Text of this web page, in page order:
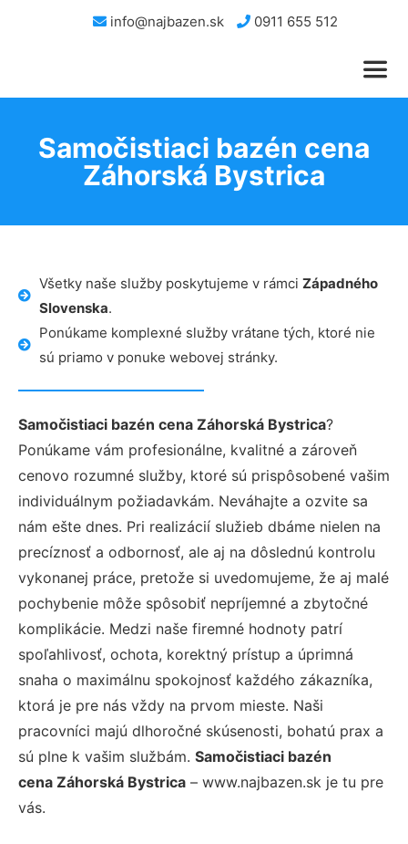
info@najbazen.sk 0911 655 512
Samočistiaci bazén cena
Záhorská Bystrica
Všetky naše služby poskytujeme v rámci Západného
Slovenska.
Ponúkame komplexné služby vrátane tých, ktoré nie
sú priamo v ponuke webovej stránky.
Samočistiaci bazén cena Záhorská Bystrica?
Ponúkame vám profesionálne, kvalitné a zároveň
cenovo rozumné služby, ktoré sú prispôsobené vašim
individuálnym požiadavkám. Neváhajte a ozvite sa
nám ešte dnes. Pri realizácií služieb dbáme nielen na
precíznosť a odbornosť, ale aj na dôslednú kontrolu
vykonanej práce, pretože si uvedomujeme, že aj malé
pochybenie môže spôsobiť nepríjemné a zbytočné
komplikácie. Medzi naše firemné hodnoty patrí
spoľahlivosť, ochota, korektný prístup a úprimná
snaha o maximálnu spokojnosť každého zákazníka,
ktorá je pre nás vždy na prvom mieste. Naši
pracovníci majú dlhoročné skúsenosti, bohatú prax a
sú plne k vašim službám. Samočistiaci bazén
cena Záhorská Bystrica – www.najbazen.sk je tu pre
vás.